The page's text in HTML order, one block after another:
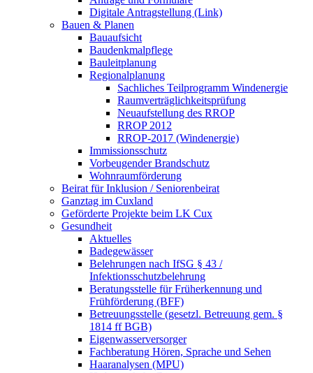
Digitale Antragstellung (Link)
Bauen & Planen
Bauaufsicht
Baudenkmalpflege
Bauleitplanung
Regionalplanung
Sachliches Teilprogramm Windenergie
Raumverträglichkeitsprüfung
Neuaufstellung des RROP
RROP 2012
RROP-2017 (Windenergie)
Immissionsschutz
Vorbeugender Brandschutz
Wohnraumförderung
Beirat für Inklusion / Seniorenbeirat
Ganztag im Cuxland
Geförderte Projekte beim LK Cux
Gesundheit
Aktuelles
Badegewässer
Belehrungen nach IfSG § 43 /
Infektionsschutzbelehrung
Beratungsstelle für Früherkennung und
Frühförderung (BFF)
Betreuungsstelle (gesetzl. Betreuung gem. §
1814 ff BGB)
Eigenwasserversorger
Fachberatung Hören, Sprache und Sehen
Haaranalysen (MPU)